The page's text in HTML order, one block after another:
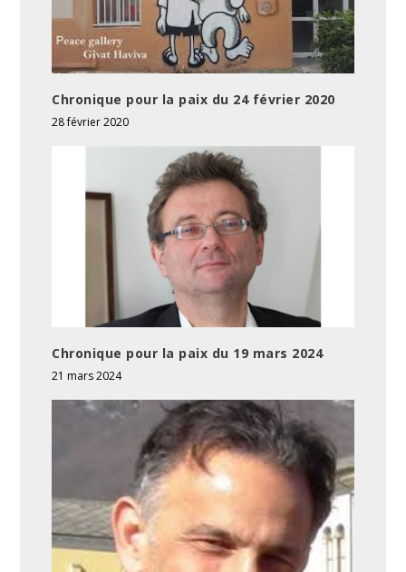
Chronique pour la paix du 24 février 2020
28 février 2020
Chronique pour la paix du 19 mars 2024
21 mars 2024